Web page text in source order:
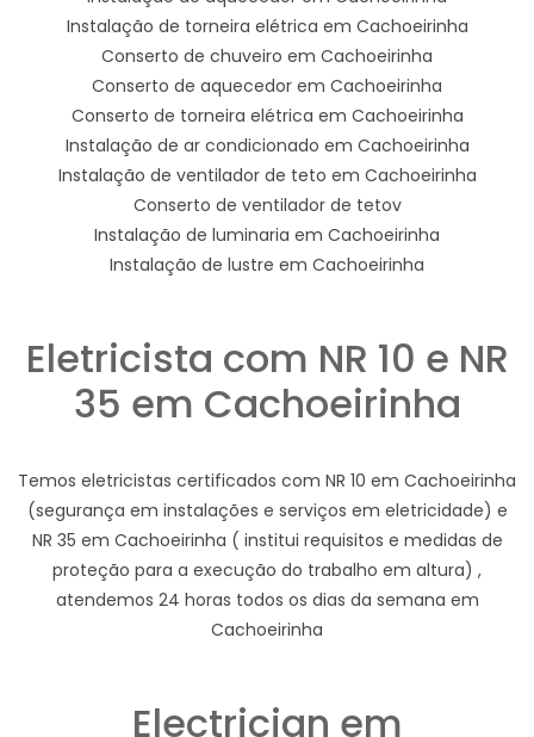
Instalação de torneira elétrica em Cachoeirinha
Conserto de chuveiro em Cachoeirinha
Conserto de aquecedor em Cachoeirinha
Conserto de torneira elétrica em Cachoeirinha
Instalação de ar condicionado em Cachoeirinha
Instalação de ventilador de teto em Cachoeirinha
Conserto de ventilador de tetov
Instalação de luminaria em Cachoeirinha
Instalação de lustre em Cachoeirinha
Eletricista com NR 10 e NR
35 em Cachoeirinha
Temos eletricistas certificados com NR 10 em Cachoeirinha
(segurança em instalações e serviços em eletricidade) e
NR 35 em Cachoeirinha ( institui requisitos e medidas de
proteção para a execução do trabalho em altura) ,
atendemos 24 horas todos os dias da semana em
Cachoeirinha
Electrician em